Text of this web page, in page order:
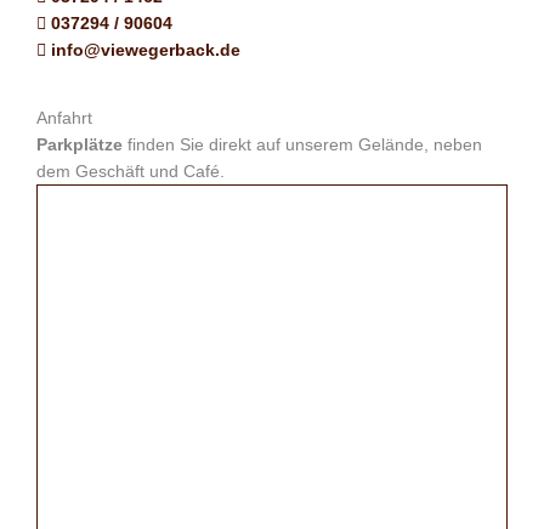
037294 / 90604
info@viewegerback.de
Anfahrt
Parkplätze finden Sie direkt auf unserem Gelände, neben
dem Geschäft und Café.